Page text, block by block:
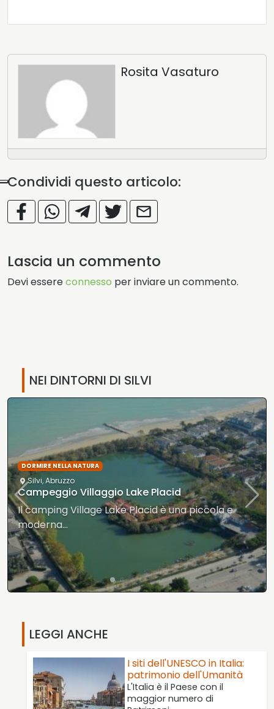
Rosita Vasaturo
Condividi questo articolo:
Lascia un commento
Devi essereconnesso per inviare un commento.
NEI DINTORNI DI SILVI
DORMIRE NELLA NATURA
Silvi,Abruzzo
Campeggio Villaggio Lake Placid
Il camping Village Lake Placid è una piccola e
moderna…
LEGGI ANCHE
I siti dell'UNESCO in Italia:
patrimonio dell'Umanità
L'Italia è il Paese con il
maggior numero di